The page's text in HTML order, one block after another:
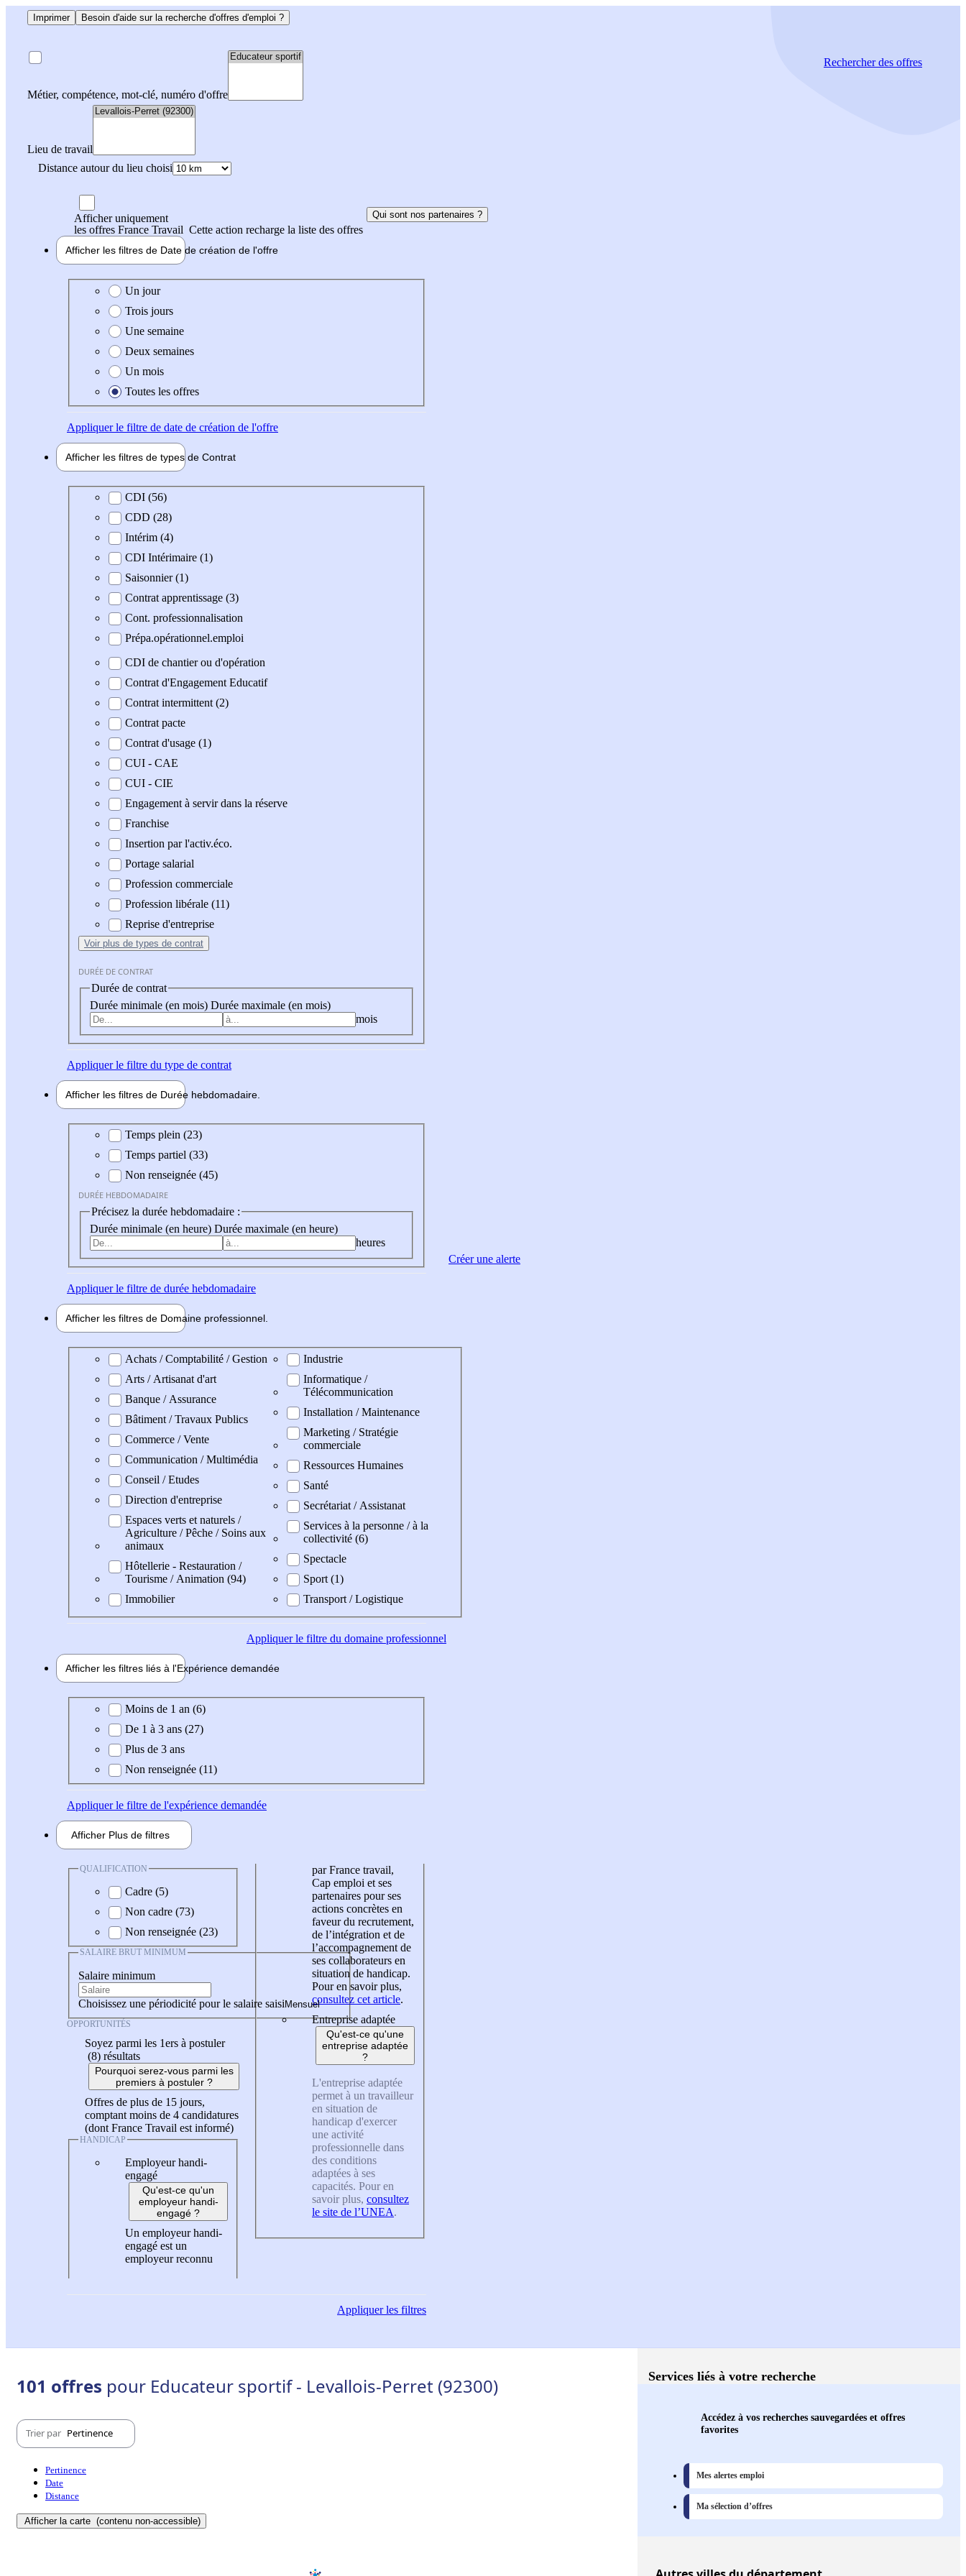
Imprimer Besoin d'aide sur la recherche d'offres d'emploi ?
Métier, compétence, mot-clé, numéro d'offre
Lieu de travail
Distance autour du lieu choisi
Rechercherdes offres
Afficher uniquement
les offres France Travail Cette action recharge la liste des offres
Qui sont nos partenaires ?
Afficher les filtres de Date de création de l'offre
Date de création de l'offre
Un jour
Trois jours
Une semaine
Deux semaines
Un mois
Toutes les offres
Appliquerle filtre de date de création de l'offre
Afficher les filtres de types de Contrat
Type de contratCDI (56)
CDD (28)
Intérim (4)
CDI Intérimaire (1)
Saisonnier (1)
Contrat apprentissage (3)
Cont. professionnalisation
Prépa.opérationnel.emploi
CDI de chantier ou d'opération
Contrat d'Engagement Educatif
Contrat intermittent (2)
Contrat pacte
Contrat d'usage (1)
CUI - CAE
CUI - CIE
Engagement à servir dans la réserve
Franchise
Insertion par l'activ.éco.
Portage salarial
Profession commerciale
Profession libérale (11)
Reprise d'entreprise
Voir plus de types de contrat
DURÉE DE CONTRAT
Durée de contrat
Durée minimale (en mois) Durée maximale (en mois)
mois
Appliquerle filtre du type de contrat
Afficher les filtres de Durée hebdomadaire
Durée hebdomadaire
Temps plein (23)
Temps partiel (33)
Non renseignée (45)
DURÉE HEBDOMADAIRE
Précisez la durée hebdomadaire :
Durée minimale (en heure) Durée maximale (en heure)
heures
Appliquerle filtre de durée hebdomadaire
Afficher les filtres de Domaine professionnel
Domaine professionel
Achats / Comptabilité / Gestion
Arts / Artisanat d'art
Banque / Assurance
Bâtiment / Travaux Publics
Commerce / Vente
Communication / Multimédia
Conseil / Etudes
Direction d'entreprise
Espaces verts et naturels /
Agriculture / Pêche / Soins aux
animaux
Hôtellerie - Restauration /
Tourisme / Animation (94)
Immobilier
Industrie
Informatique /
Télécommunication
Installation / Maintenance
Marketing / Stratégie
commerciale
Ressources Humaines
Santé
Secrétariat / Assistanat
Services à la personne / à la
collectivité (6)
Spectacle
Sport (1)
Transport / Logistique
Appliquerle filtre du domaine professionnel
Afficher les filtres liés à l'Expérience demandée
Expérience demandée
Moins de 1 an (6)
De 1 à 3 ans (27)
Plus de 3 ans
Non renseignée (11)
Appliquerle filtre de l'expérience demandée
Afficher Plus de filtres
QUALIFICATION
Cadre (5)
Non cadre (73)
Non renseignée (23)
SALAIRE BRUT MINIMUM
Salaire minimum
Choisissez une périodicité pour le salaire saisi
OPPORTUNITÉS
Soyez parmi les 1ers à postuler
(8) résultats
Pourquoi serez-vous parmi les
premiers à postuler ?
Offres de plus de 15 jours,
comptant moins de 4 candidatures
(dont France Travail est informé)
HANDICAP
Employeur handi-
engagé
Qu'est-ce qu'un
employeur handi-
engagé ?
Un employeur handi-
engagé est un
employeur reconnu
par France travail,
Cap emploi et ses
partenaires pour ses
actions concrètes en
faveur du recrutement,
de l’intégration et de
l’accompagnement de
ses collaborateurs en
situation de handicap.
Pour en savoir plus,
consultez cet article.
Entreprise adaptée
Qu'est-ce qu'une
entreprise adaptée
?
L'entreprise adaptée
permet à un travailleur
en situation de
handicap d'exercer
une activité
professionnelle dans
des conditions
adaptées à ses
capacités. Pour en
savoir plus, consultez
le site de l’UNEA.
Appliquerles filtres
Créer une alerte
101 offres pour Educateur sportif - Levallois-Perret (92300)
Trier par Pertinence
Pertinence
Date
Distance
Afficher la carte (contenu non-accessible)
Services liés à votre recherche
Accédez à vos recherches sauvegardées et offres
favorites
Mes alertes emploi
Ma sélection d’offres